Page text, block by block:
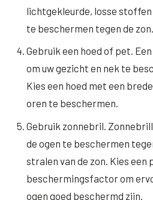
lichtgekleurde, losse stoffen
te beschermen tegen de zon.
Gebruik een hoed of pet.
om uw gezicht en nek te
Kies een hoed met een
oren te beschermen.
Gebruik zonnebril.
de ogen te beschermen
stralen van de zon. Kies een
beschermingsfactor om
ogen goed beschermd zijn.